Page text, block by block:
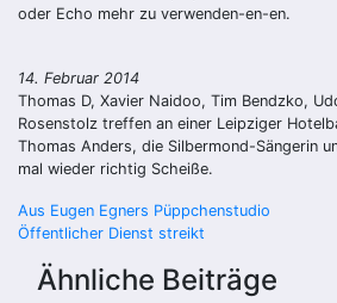
oder Echo mehr zu verwenden-en-en.
14. Februar 2014
Thomas D, Xavier Naidoo, Tim Bendzko,
Rosenstolz treffen an einer Leipziger
Thomas Anders, die Silbermond-Sängerin
mal wieder richtig Scheiße.
Beitragsnavigation
Aus Eugen Egners Püppchenstudio
Öffentlicher Dienst streikt
Ähnliche Beiträge